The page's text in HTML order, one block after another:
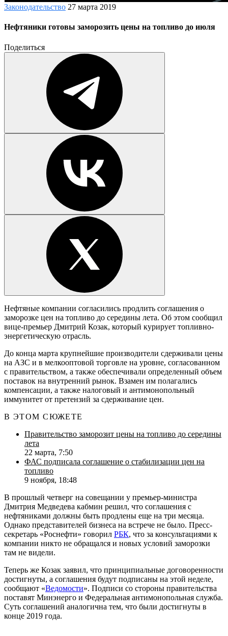
Законодательство 27 марта 2019
Нефтяники готовы заморозить цены на топливо до июля
Поделиться
Нефтяные компании согласились продлить соглашения о
заморозке цен на топливо до середины лета. Об этом сообщил
вице-премьер Дмитрий Козак, который курирует топливно-
энергетическую отрасль.
До конца марта крупнейшие производители сдерживали цены
на АЗС и в мелкооптовой торговле на уровне, согласованном
с правительством, а также обеспечивали определенный объем
поставок на внутренний рынок. Взамен им полагались
компенсации, а также налоговый и антимонопольный
иммунитет от претензий за сдерживание цен.
В ЭТОМ СЮЖЕТЕ
Правительство заморозит цены на топливо до середины
лета
22 марта, 7:50
ФАС подписала соглашение о стабилизации цен на
топливо
9 ноября, 18:48
В прошлый четверг на совещании у премьер-министра
Дмитрия Медведева кабмин решил, что соглашения с
нефтяниками должны быть продлены еще на три месяца.
Однако представителей бизнеса на встрече не было. Пресс-
секретарь «Роснефти» говорил РБК, что за консультациями к
компании никто не обращался и новых условий заморозки
там не видели.
Теперь же Козак заявил, что принципиальные договоренности
достигнуты, а соглашения будут подписаны на этой неделе,
сообщают «Ведомости». Подписи со стороны правительства
поставят Минэнерго и Федеральная антимонопольная служба.
Суть соглашений аналогична тем, что были достигнуты в
конце 2019 года.